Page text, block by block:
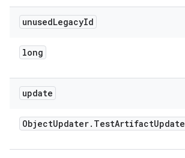
unusedLegacyId
long
update
ObjectUpdater. TestArtifactUpdate